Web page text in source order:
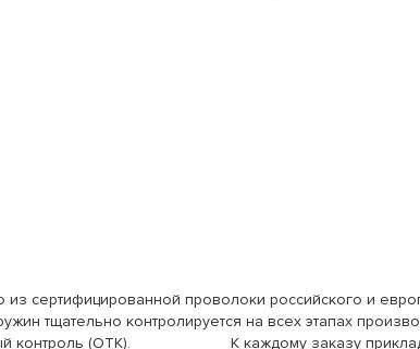
проволоки российского и
тщательно контролируется на всех этапах
контроль (ОТК). К каждому заказу